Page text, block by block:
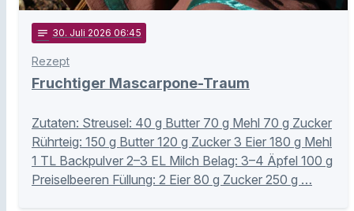
notes 30. Juli 2026 06:45
Rezept
Fruchtiger Mascarpone-Traum
Zutaten: Streusel: 40 g Butter 70 g Mehl 70 g Zucker
Rührteig: 150 g Butter 120 g Zucker 3 Eier 180 g Mehl
1 TL Backpulver 2–3 EL Milch Belag: 3–4 Äpfel 100 g
Preiselbeeren Füllung: 2 Eier 80 g Zucker 250 g …